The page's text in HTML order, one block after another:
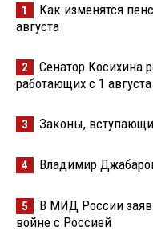
1
Как изменятся
августа
2
Сенатор Косихина
работающих с 1 августа
3 Законы,
4 Владимир
5
В МИД России
войне с Россией